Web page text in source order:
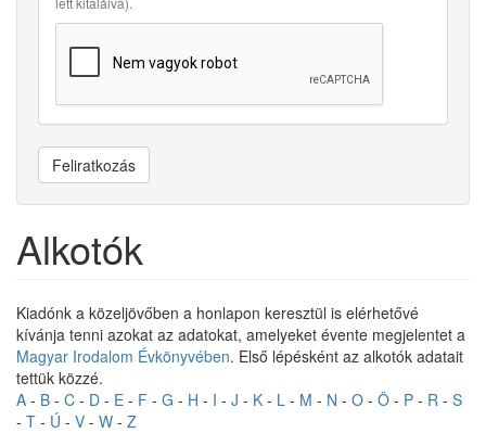
Feliratkozás
Alkotók
Kiadónk a közeljövőben a honlapon keresztül is elérhetővé
kívánja tenni azokat az adatokat, amelyeket évente megjelentet a
Magyar Irodalom Évkönyvében. Első lépésként az alkotók adatait
tettük közzé.
A - B - C - D - E - F - G - H - I - J - K - L - M - N - O - Ö - P - R - S
- T - Ú - V - W - Z